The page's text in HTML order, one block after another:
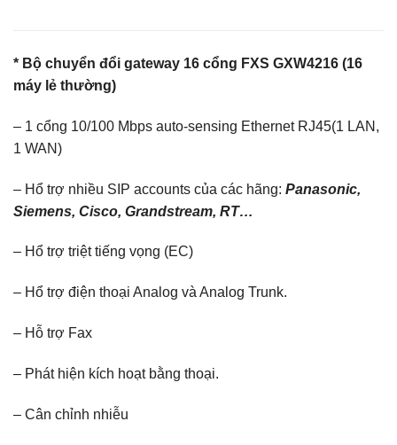
* Bộ chuyển đổi gateway 16 cổng FXS GXW4216 (16
máy lẻ thường)
– 1 cổng 10/100 Mbps auto-sensing Ethernet RJ45(1 LAN,
1 WAN)
– Hổ trợ nhiều SIP accounts của các hãng: Panasonic,
Siemens, Cisco, Grandstream, RT…
– Hổ trợ triệt tiếng vọng (EC)
– Hổ trợ điện thoại Analog và Analog Trunk.
– Hỗ trợ Fax
– Phát hiện kích hoạt bằng thoại.
– Cân chỉnh nhiễu